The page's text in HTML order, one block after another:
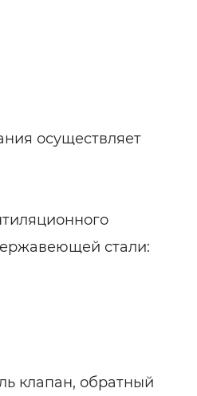
осуществляет
стали:
клапан, обратный